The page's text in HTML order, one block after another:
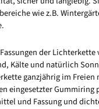
wie z.B.
der
Kälte und natürlich
ganzjährig im
eingesetzter Gummiring
und Fassung und